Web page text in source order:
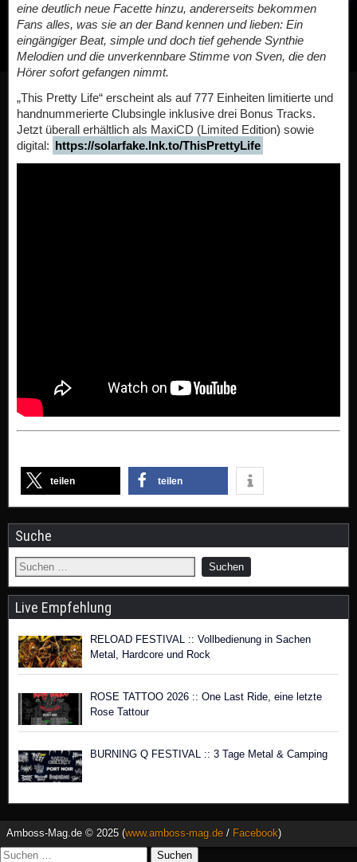
eine deutlich neue Facette hinzu, andererseits bekommen
Fans alles, was sie an der Band kennen und lieben: Ein
eingängiger Beat, simple und doch tief gehende Synthie
Melodien und die unverkennbare Stimme von Sven, die den
Hörer sofort gefangen nimmt.
„This Pretty Life“ erscheint als auf 777 Einheiten limitierte und
handnummerierte Clubsingle inklusive drei Bonus Tracks.
Jetzt überall erhältlich als MaxiCD (Limited Edition) sowie
digital: https://solarfake.lnk.to/ThisPrettyLife
teilen teilen
Suche
Live Empfehlung
RELOAD FESTIVAL :: Vollbedienung in Sachen
Metal, Hardcore und Rock
ROSE TATTOO 2026 :: One Last Ride, eine letzte
Rose Tattour
BURNING Q FESTIVAL :: 3 Tage Metal & Camping
Amboss-Mag.de © 2025 (www.amboss-mag.de / Facebook)